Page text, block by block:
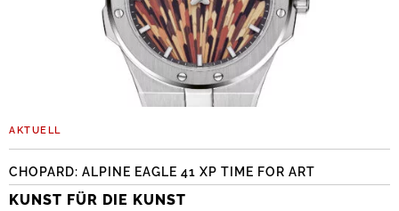
AKTUELL
CHOPARD: ALPINE EAGLE 41 XP TIME FOR ART
KUNST FÜR DIE KUNST